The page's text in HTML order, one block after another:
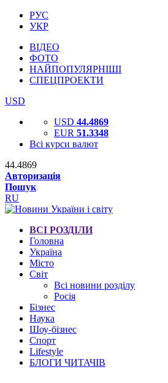
РУС
УКР
ВІДЕО
ФОТО
НАЙПОПУЛЯРНІШІ
СПЕЦПРОЕКТИ
USD
USD 44.4869
EUR 51.3348
Всі курси валют
44.4869
Авторизація
Пошук
RU
ВСІ РОЗДІЛИ
Головна
Україна
Місто
Світ
Всі новини розділу
Росія
Бізнес
Наука
Шоу-бізнес
Спорт
Lifestyle
БЛОГИ ЧИТАЧІВ